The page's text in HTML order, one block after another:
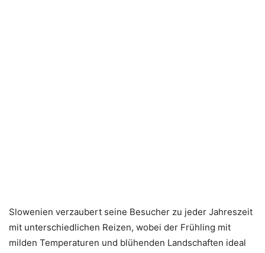
Slowenien verzaubert seine Besucher zu jeder Jahreszeit
mit unterschiedlichen Reizen, wobei der Frühling mit
milden Temperaturen und blühenden Landschaften ideal